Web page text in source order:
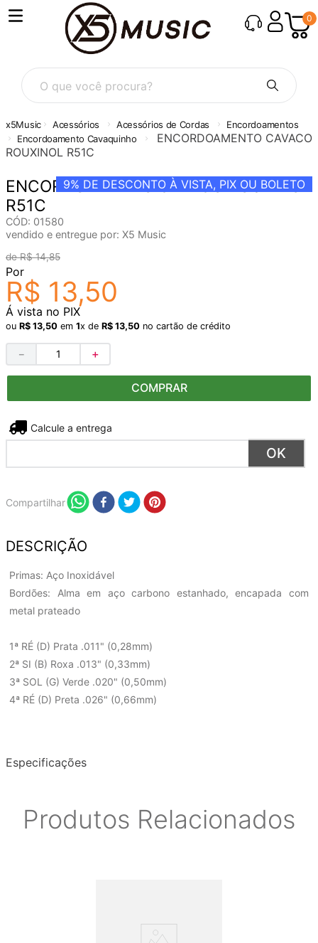
0
O que você procura?
Acessórios Acessórios de Cordas
Encordoamentos
Encordoamento Cavaquinho
ENCORDOAMENTO CAVACO
ROUXINOL R51C
9% DE DESCONTO À VISTA, PIX OU BOLETO
ENCORDOAMENTO CAVACO ROUXINOL
R51C
CÓD: 01580
vendido e entregue por: X5 Music
R$ 14,85
Por
R$ 13,50
Á vista no PIX
ou R$ 13,50 em 1x de R$ 13,50 no cartão de crédito
＋
－
COMPRAR
Não sei meu CEP
Compartilhar
DESCRIÇÃO
Primas: Aço Inoxidável
Bordões: Alma em aço carbono estanhado, encapada com
metal prateado
1ª RÉ (D) Prata .011" (0,28mm)
2ª SI (B) Roxa .013" (0,33mm)
3ª SOL (G) Verde .020" (0,50mm)
4ª RÉ (D) Preta .026" (0,66mm)
Especificações
Produtos Relacionados